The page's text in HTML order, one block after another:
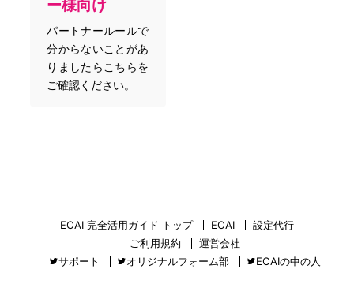
ー様向け
パートナールールで
分からないことがあ
りましたらこちらを
ご確認ください。
ECAI 完全活用ガイド トップ ECAI
設定代行
ご利用規約
運営会社
サポート
オリジナルフォーム部 ECAIの中の人